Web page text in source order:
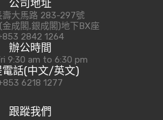
公司地址
壽大馬路 283-297號
成閣,銀成閣)地下BX座
2842 1264
辦公時間
9:30 am to 6:30 pm
電話(中文/英文)
6218 1277
跟蹤我們